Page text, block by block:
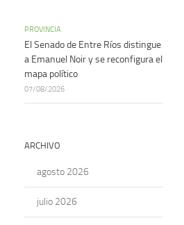
PROVINCIA
El Senado de Entre Ríos distingue
a Emanuel Noir y se reconfigura el
mapa político
07/08/2026
ARCHIVO
agosto 2026
julio 2026